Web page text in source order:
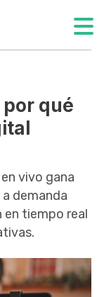
qué
vivo gana
demanda
en tiempo real